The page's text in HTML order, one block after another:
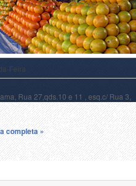
Feira
Rua 27,qds.10 e 11 , esq.c/ Rua 3,
completa »